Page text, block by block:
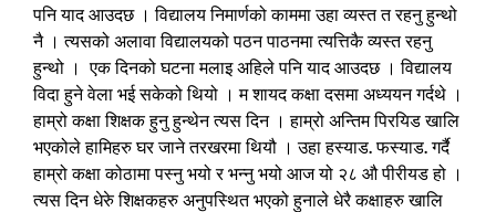
पनि याद आउदछ । विद्यालय निमार्णको काममा उहा व्यस्त त रहनु हुन्थो
नै । त्यसको अलावा विद्यालयको पठन पाठनमा त्यत्तिकै व्यस्त रहनु
हुन्थो । एक दिनको घटना मलाइ अहिले पनि याद आउदछ । विद्यालय
विदा हुने वेला भई सकेको थियो । म शायद कक्षा दसमा अध्ययन गर्दथे ।
हाम्रो कक्षा शिक्षक हुनु हुन्थेन त्यस दिन । हाम्रो अन्तिम पिरयिड खालि
भएकोले हामिहरु घर जाने तरखरमा थियौ । उहा हस्याड. फस्याड. गर्दै
हाम्रो कक्षा कोठामा पस्नु भयो र भन्नु भयो आज यो २८ औ पीरीयड हो ।
त्यस दिन धेरुे शिक्षकहरु अनुपस्थित भएको हुनाले धेरै कक्षाहरु खालि